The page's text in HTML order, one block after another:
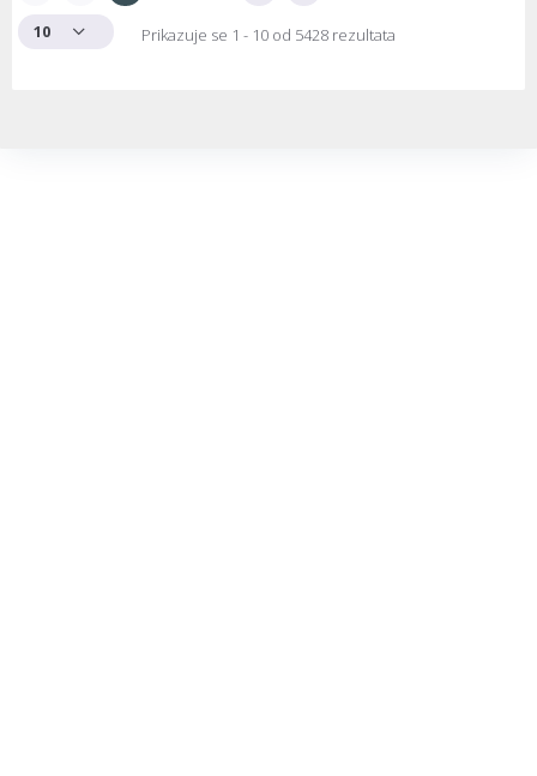
10 Prikazuje se 1 - 10 od 5428 rezultata